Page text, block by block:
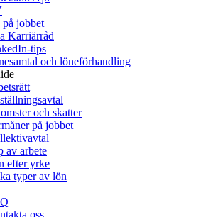
jobbet
Karriärråd
tips
och löneförhandling
och skatter
på jobbet
av arbete
efter yrke
typer av lön
oss